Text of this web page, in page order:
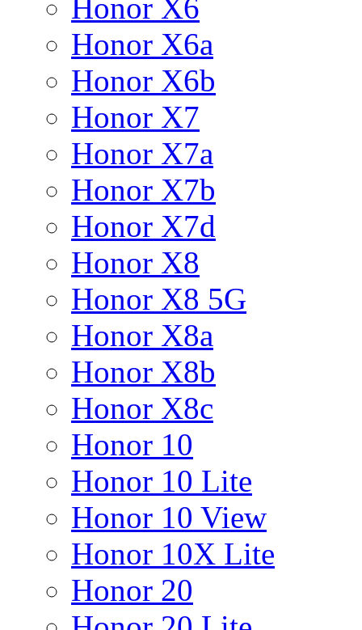
Honor X6
Honor X6a
Honor X6b
Honor X7
Honor X7a
Honor X7b
Honor X7d
Honor X8
Honor X8 5G
Honor X8a
Honor X8b
Honor X8c
Honor 10
Honor 10 Lite
Honor 10 View
Honor 10X Lite
Honor 20